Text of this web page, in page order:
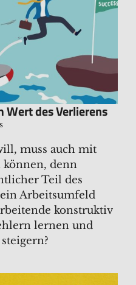
Wert des Verlierens
muss auch mit
können, denn
Teil des
Arbeitsumfeld
konstruktiv
lernen und